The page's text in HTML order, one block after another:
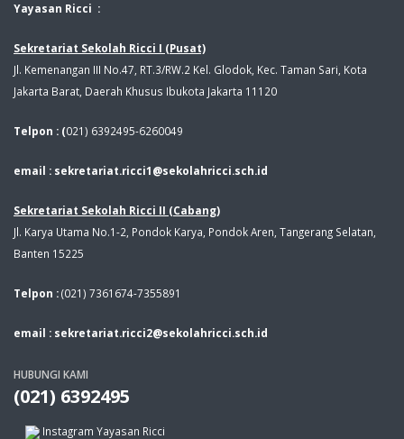
Yayasan Ricci :
Sekretariat Sekolah Ricci I (Pusat)
Jl. Kemenangan III No.47, RT.3/RW.2 Kel. Glodok, Kec. Taman Sari, Kota
Jakarta Barat, Daerah Khusus Ibukota Jakarta 11120
Telpon : (021) 6392495-6260049
email : sekretariat.ricci1@sekolahricci.sch.id
Sekretariat Sekolah Ricci II (Cabang)
Jl. Karya Utama No.1-2, Pondok Karya, Pondok Aren, Tangerang Selatan,
Banten 15225
Telpon :(021) 7361674-7355891
email : sekretariat.ricci2@sekolahricci.sch.id
HUBUNGI KAMI
(021) 6392495
Instagram Yayasan Ricci